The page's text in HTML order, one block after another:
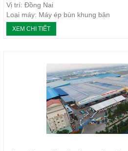
Vị trí: Đồng Nai
Loại máy: Máy ép bùn khung bản
Năm thực hiện: 2017
XEM CHI TIẾT